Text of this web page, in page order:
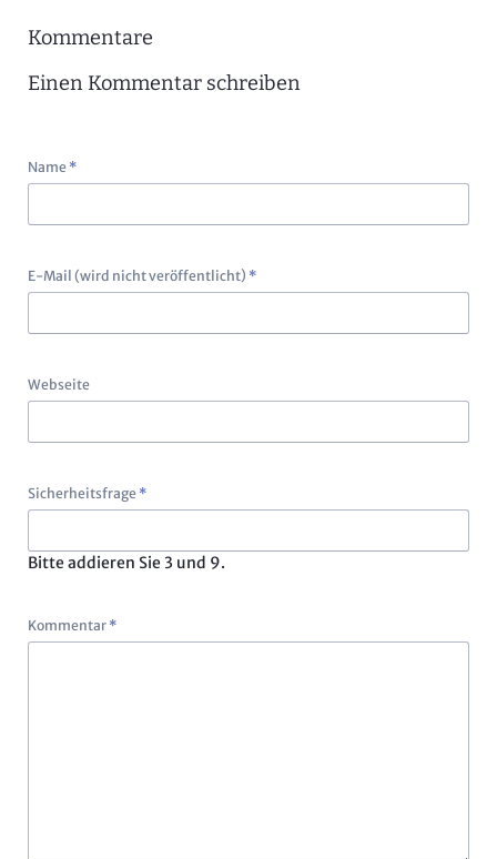
Kommentare
Einen Kommentar schreiben
Pflichtfeld
Name *
Pflichtfeld
E-Mail (wird nicht veröffentlicht) *
Webseite
Pflichtfeld
Sicherheitsfrage *
Bitte addieren Sie 3 und 9.
Pflichtfeld
Kommentar *